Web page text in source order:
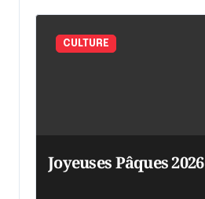
CULTURE
Joyeuses Pâques 2026